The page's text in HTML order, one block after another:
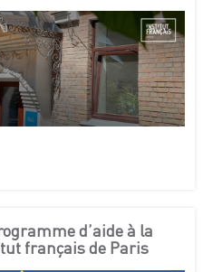
d’aide à la
français de Paris